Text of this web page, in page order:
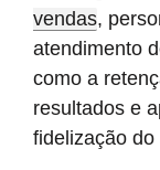
vendas,
atendimento
como a
resultados e
fidelização do